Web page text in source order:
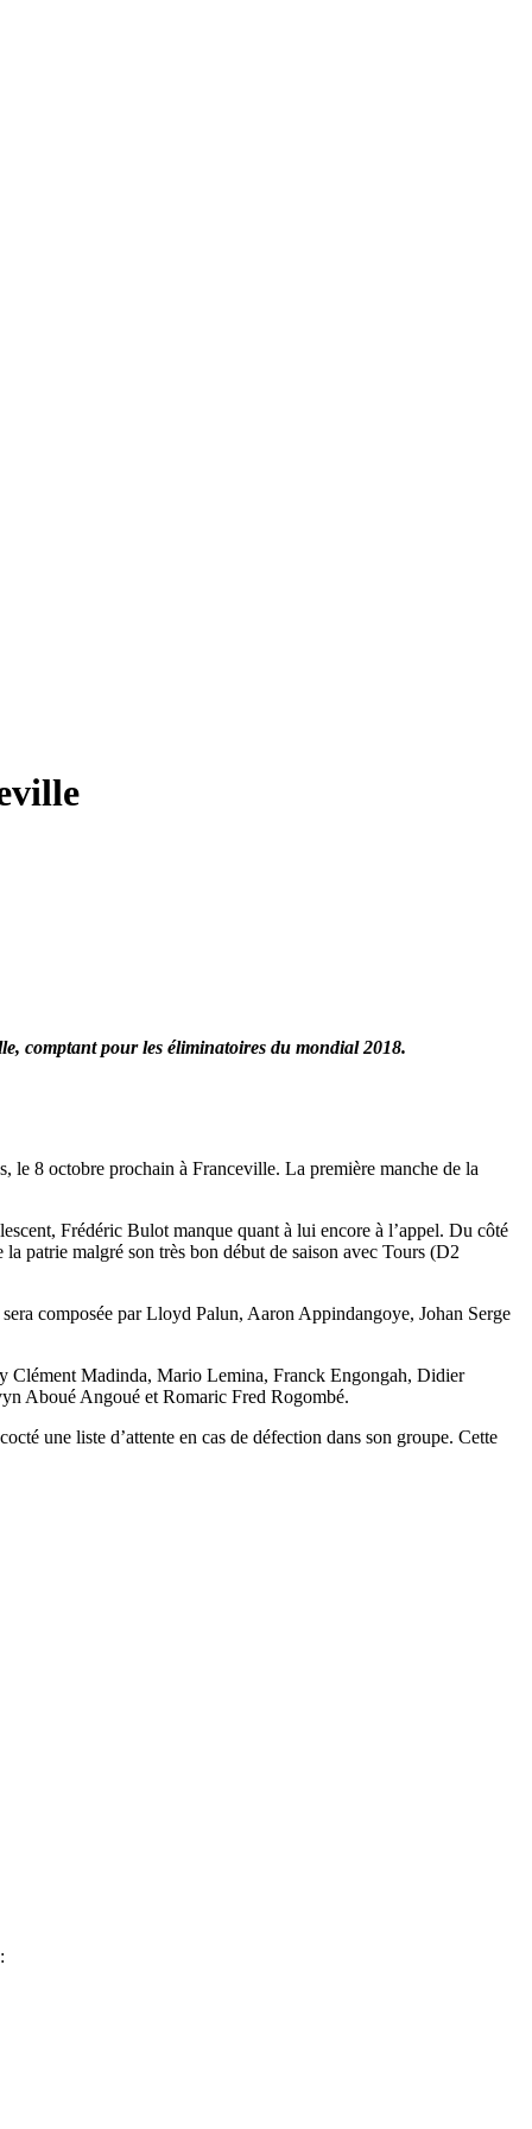
comptant pour les éliminatoires du mondial 2018.
le 8 octobre prochain à Franceville. La première manche de la
Frédéric Bulot manque quant à lui encore à l’appel. Du côté
patrie malgré son très bon début de saison avec Tours (D2
composée par Lloyd Palun, Aaron Appindangoye, Johan Serge
Clément Madinda, Mario Lemina, Franck Engongah, Didier
Aboué Angoué et Romaric Fred Rogombé.
une liste d’attente en cas de défection dans son groupe. Cette